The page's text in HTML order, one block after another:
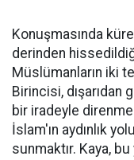
Konuşmasında
derinden
Müslümanların iki
Birincisi, dışarıdan
bir iradeyle
İslam'ın aydınlık
sunmaktır. Kaya,